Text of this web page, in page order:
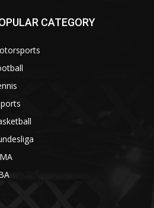
CATEGORY